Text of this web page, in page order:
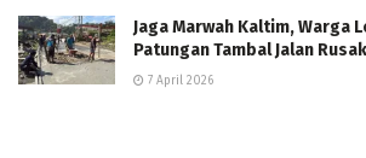
Jaga Marwah Kaltim, Warga
Patungan Tambal Jalan Rusak
7 April 2026